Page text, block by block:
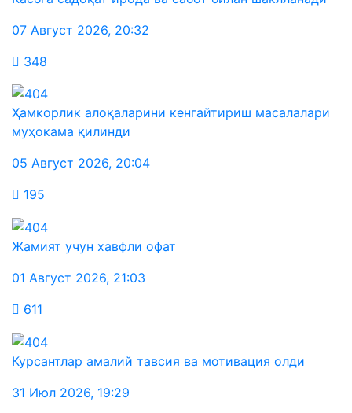
07 Август 2026, 20:32
348
Ҳамкорлик алоқаларини кенгайтириш масалалари
муҳокама қилинди
05 Август 2026, 20:04
195
Жамият учун хавфли офат
01 Август 2026, 21:03
611
Курсантлар амалий тавсия ва мотивация олди
31 Июл 2026, 19:29